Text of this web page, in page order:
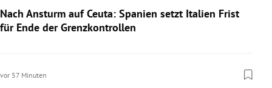
Nach Ansturm auf Ceuta: Spanien setzt Italien Frist
für Ende der Grenzkontrollen
vor 57 Minuten